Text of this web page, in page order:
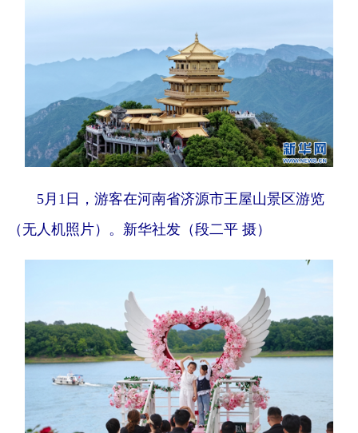
5月1日，游客在河南省济源市王屋山景区游览
（无人机照片）。新华社发（段二平 摄）